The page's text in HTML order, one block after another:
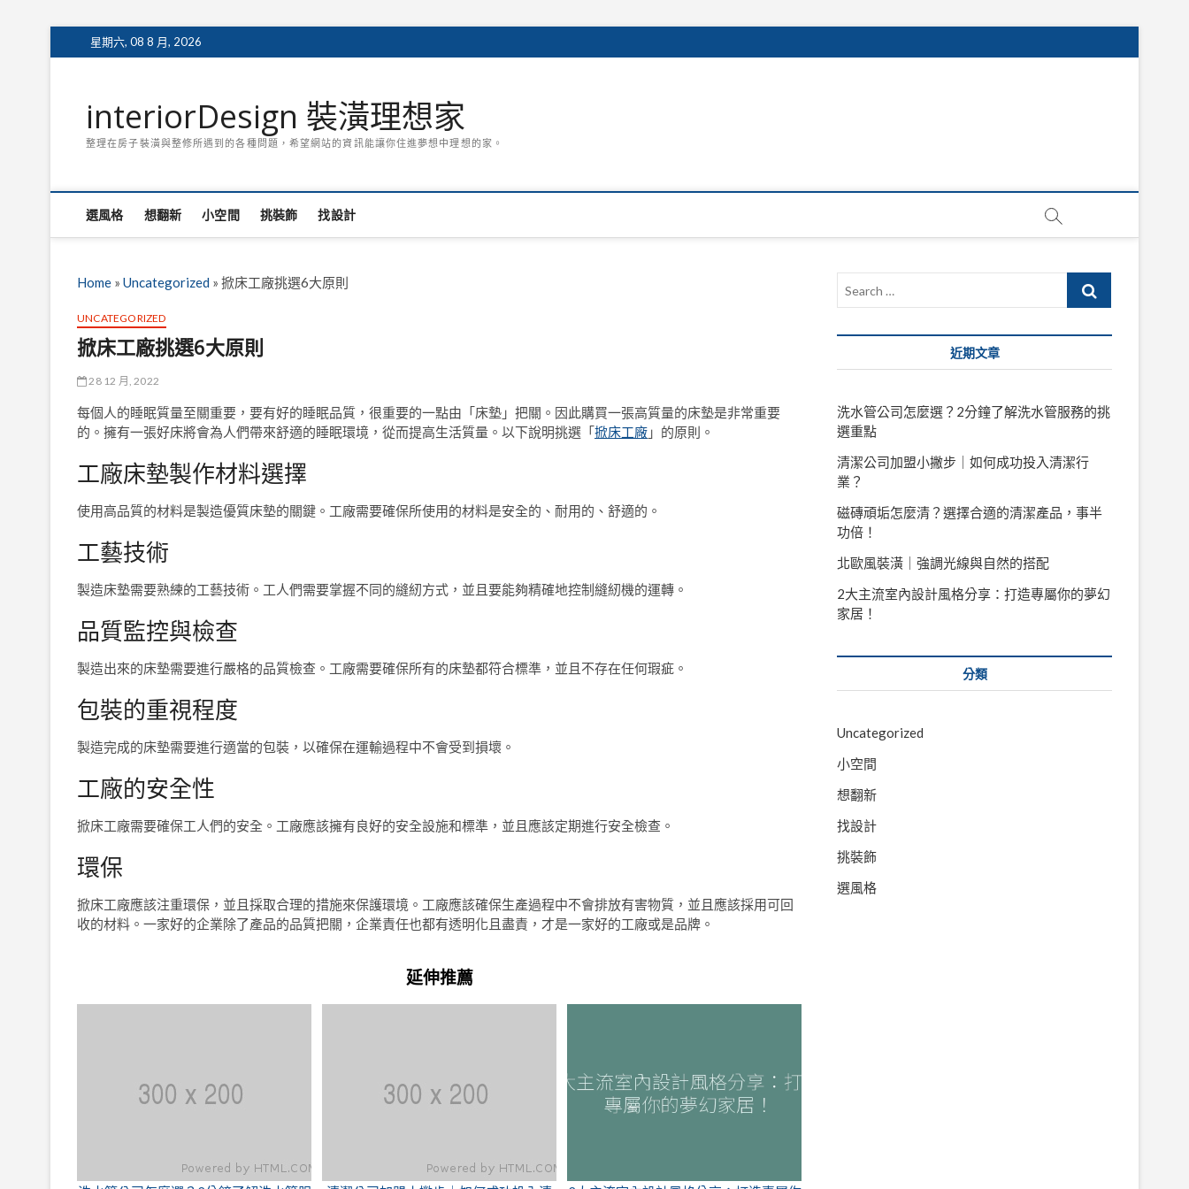
to
星期六, 08 8 月, 2026
interiorDesign 裝潢理想家
整理在房子裝潢與整修所遇到的各種問題，希望網站的資訊能讓你住進夢想中理想的家。
選風格 想翻新 小空間 挑裝飾 找設計
Home » Uncategorized » 掀床工廠挑選6大原則
UNCATEGORIZED
掀床工廠挑選6大原則
28 12 月, 2022
每個人的睡眠質量至關重要，要有好的睡眠品質，很重要的一點由「床墊」把關。因此購買一張高質量的床墊是非常重要
的。擁有一張好床將會為人們帶來舒適的睡眠環境，從而提高生活質量。以下說明挑選「掀床工廠 」的原則。
工廠床墊製作材料選擇
使用高品質的材料是製造優質床墊的關鍵。工廠需要確保所使用的材料是安全的、耐用的、舒適的。
工藝技術
製造床墊需要熟練的工藝技術。工人們需要掌握不同的縫紉方式，並且要能夠精確地控制縫紉機的運轉。
品質監控與檢查
製造出來的床墊需要進行嚴格的品質檢查。工廠需要確保所有的床墊都符合標準，並且不存在任何瑕疵。
包裝的重視程度
製造完成的床墊需要進行適當的包裝，以確保在運輸過程中不會受到損壞。
工廠的安全性
掀床工廠需要確保工人們的安全。工廠應該擁有良好的安全設施和標準，並且應該定期進行安全檢查。
環保
掀床工廠應該注重環保，並且採取合理的措施來保護環境。工廠應該確保生產過程中不會排放有害物質，並且應該採用可回
收的材料。一家好的企業除了產品的品質把關，企業責任也都有透明化且盡責，才是一家好的工廠或是品牌。
延伸推薦
Search
近期文章
洗水管公司怎麼選？2分鐘了解洗水管服務的挑
選重點
清潔公司加盟小撇步｜如何成功投入清潔行
業？
磁磚頑垢怎麼清？選擇合適的清潔產品，事半
功倍！
北歐風裝潢｜強調光線與自然的搭配
2大主流室內設計風格分享：打造專屬你的夢幻
家居！
分類
Uncategorized
小空間
想翻新
找設計
挑裝飾
選風格